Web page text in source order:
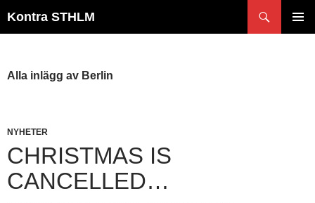
till
Kontra STHLM
Alla inlägg av Berlin
NYHETER
CHRISTMAS IS
CANCELLED…